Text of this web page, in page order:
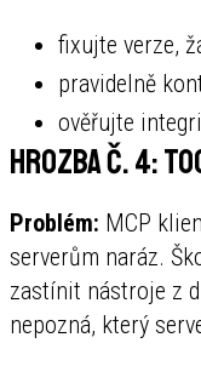
fixujte verze,
pravidelně
ověřujte
Hrozba č. 4:
Problém: MCP
serverům naráz.
zastínit nástroje z
nepozná, který